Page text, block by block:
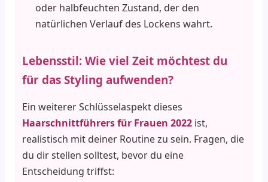
oder halbfeuchten Zustand, der den
natürlichen Verlauf des Lockens wahrt.
Lebensstil: Wie viel Zeit möchtest du
für das Styling aufwenden?
Ein weiterer Schlüsselaspekt dieses
Haarschnittführers für Frauen 2022 ist,
realistisch mit deiner Routine zu sein. Fragen, die
du dir stellen solltest, bevor du eine
Entscheidung triffst: